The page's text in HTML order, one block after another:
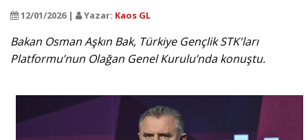
12/01/2026 | Yazar: Kaos GL
Bakan Osman Aşkın Bak, Türkiye Gençlik STK'ları
Platformu’nun Olağan Genel Kurulu’nda konuştu.